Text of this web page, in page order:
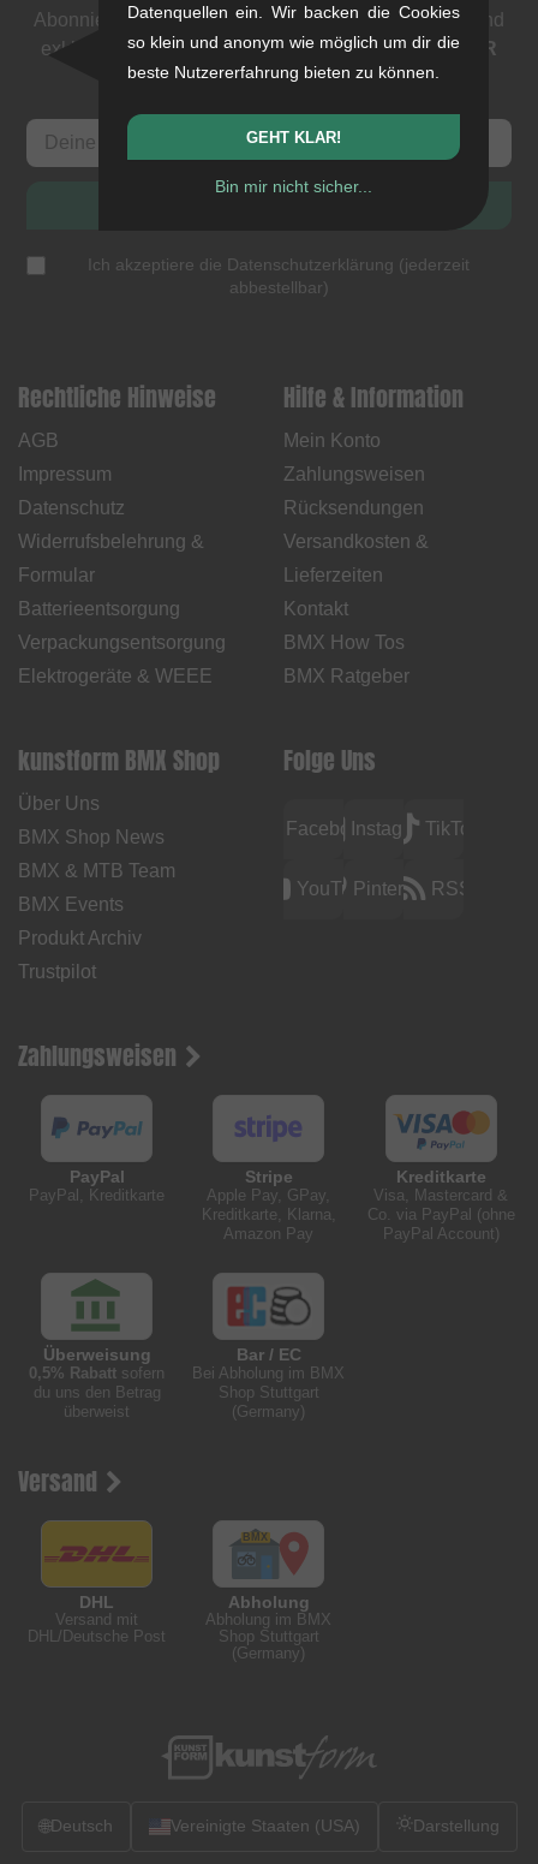
Abonniere unseren Newsletter: Events, BMX News und
exklusive Deals. Als Dank bekommst du einen5 EUR
Gutschein.
Ich akzeptiere die Datenschutzerklärung (jederzeit
abbestellbar)
Rechtliche Hinweise
AGB
Impressum
Datenschutz
Widerrufsbelehrung &
Formular
Batterieentsorgung
Verpackungsentsorgung
Elektrogeräte & WEEE
Hilfe & Information
Mein Konto
Zahlungsweisen
Rücksendungen
Versandkosten &
Lieferzeiten
Kontakt
BMX How Tos
BMX Ratgeber
kunstform BMX Shop
Über Uns
BMX Shop News
BMX & MTB Team
BMX Events
Produkt Archiv
Trustpilot
Folge Uns
FacebookInstagramTikTok
YouTubePinterest RSS
Zahlungsweisen
PayPal
PayPal, Kreditkarte
Stripe
Apple Pay, GPay,
Kreditkarte, Klarna,
Amazon Pay
Kreditkarte
Visa, Mastercard &
Co. via PayPal (ohne
PayPal Account)
Überweisung
0,5% Rabatt sofern
du uns den Betrag
überweist
Bar / EC
Bei Abholung im BMX
Shop Stuttgart
(Germany)
Versand
DHL
Versand mit
DHL/Deutsche Post
Abholung
Abholung im BMX
Shop Stuttgart
(Germany)
🌐Deutsch Vereinigte Staaten (USA) Darstellung
Datenquellen ein. Wir backen die Cookies
so klein und anonym wie möglich um dir die
beste Nutzererfahrung bieten zu können.
GEHT KLAR!
Bin mir nicht sicher...